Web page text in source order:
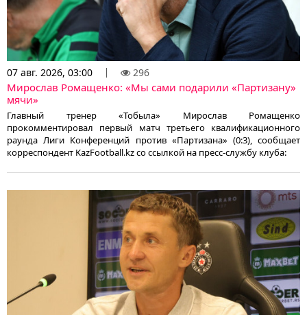
07 авг. 2026, 03:00 296
Мирослав Ромащенко: «Мы сами подарили «Партизану»
мячи»
Главный тренер «Тобыла» Мирослав Ромащенко
прокомментировал первый матч третьего квалификационного
раунда Лиги Конференций против «Партизана» (0:3), сообщает
корреспондент KazFootball.kz со ссылкой на пресс-службу клуба: